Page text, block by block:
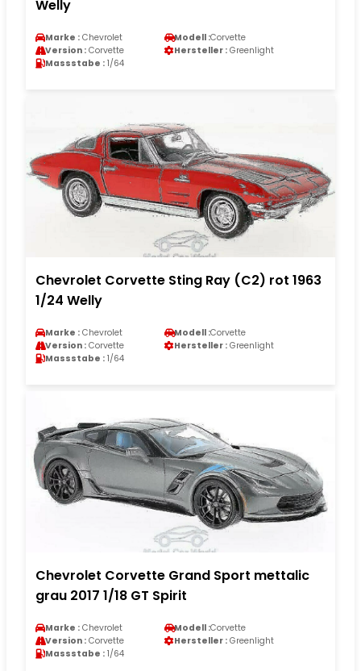
Welly
Marke : Chevrolet Modell :Corvette
Version : Corvette Hersteller : Greenlight
Massstabe : 1/64
Chevrolet Corvette Sting Ray (C2) rot 1963
1/24 Welly
Marke : Chevrolet Modell :Corvette
Version : Corvette Hersteller : Greenlight
Massstabe : 1/64
Chevrolet Corvette Grand Sport mettalic
grau 2017 1/18 GT Spirit
Marke : Chevrolet Modell :Corvette
Version : Corvette Hersteller : Greenlight
Massstabe : 1/64